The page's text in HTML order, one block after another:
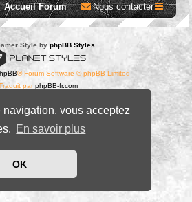
navigation, vous acceptez
En savoir plus
OK
Accueil Forum Nous contacter
Style by phpBB Styles
® Forum Software © phpBB Limited
parphpBB-fr.com